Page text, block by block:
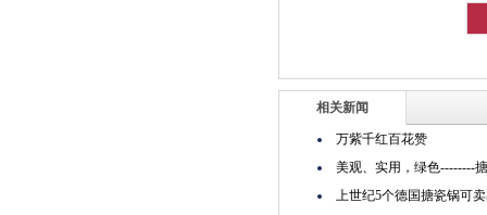
相关新闻
万紫千红百花赞
美观、实用，绿色--------
上世纪5个德国搪瓷锅可